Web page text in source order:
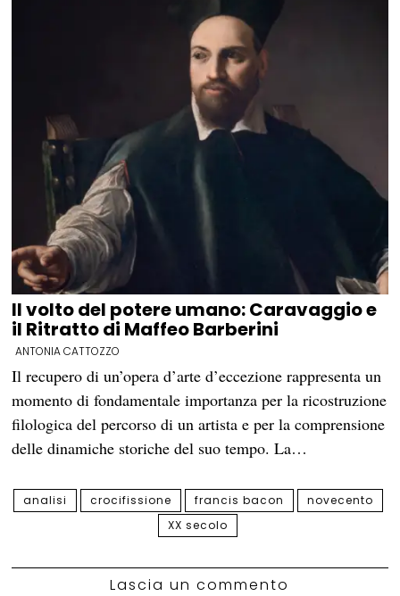
Il volto del potere umano: Caravaggio e
il Ritratto di Maffeo Barberini
ANTONIA CATTOZZO
Il recupero di un’opera d’arte d’eccezione rappresenta un
momento di fondamentale importanza per la ricostruzione
filologica del percorso di un artista e per la comprensione
delle dinamiche storiche del suo tempo. La…
analisi crocifissione francis bacon
novecento
XX secolo
Lascia un commento